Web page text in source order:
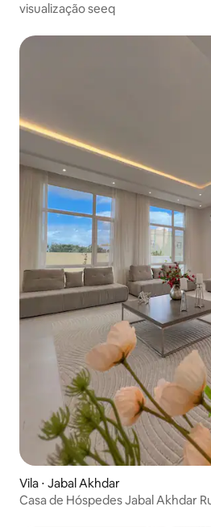
visualização seeq
Vila ⋅ Jabal Akhdar
Casa de Hóspedes Jabal Akhdar